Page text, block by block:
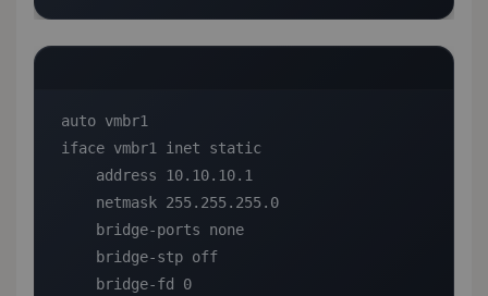
auto vmbr1
iface vmbr1 inet static
    bridge-fd 0